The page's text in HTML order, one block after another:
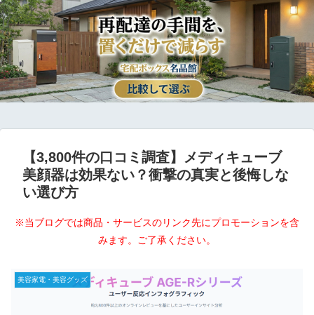
【3,800件の口コミ調査】メディキューブ
美顔器は効果ない？衝撃の真実と後悔しな
い選び方
※当ブログでは商品・サービスのリンク先にプロモーションを含
みます。ご了承ください。
美容家電・美容グッズ